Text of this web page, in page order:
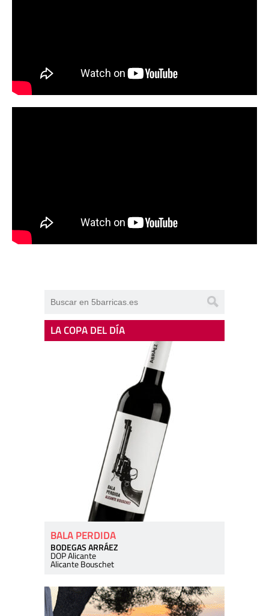
LA COPA DEL DÍA
BALA PERDIDA
BODEGAS ARRÁEZ
DOP Alicante
Alicante Bouschet